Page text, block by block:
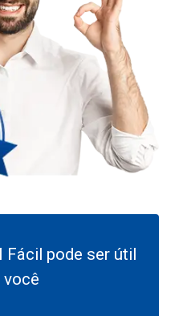
Fácil pode ser útil
você